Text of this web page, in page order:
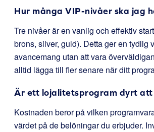
Hur många VIP-nivåer ska jag
Tre nivåer är en vanlig och effektiv
brons, silver, guld). Detta ger en tydlig
avancemang utan att vara
alltid lägga till fler senare när ditt
Är ett lojalitetsprogram dyrt att
Kostnaden beror på vilken
värdet på de belöningar du erbjuder.